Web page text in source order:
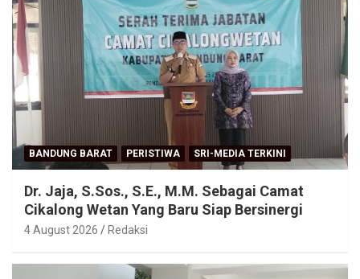
BANDUNG BARAT PERISTIWA SRI-MEDIA TERKINI
Dr. Jaja, S.Sos., S.E., M.M. Sebagai Camat
Cikalong Wetan Yang Baru Siap Bersinergi
4 August 2026 Redaksi